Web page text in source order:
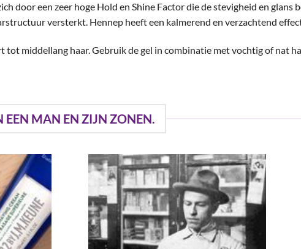
door een zeer hoge Hold en Shine Factor die de stevigheid en
versterkt. Hennep heeft een kalmerend en verzachtend
tot middellang haar. Gebruik de gel in combinatie met vochtig of nat
EEN MAN EN ZIJN ZONEN.